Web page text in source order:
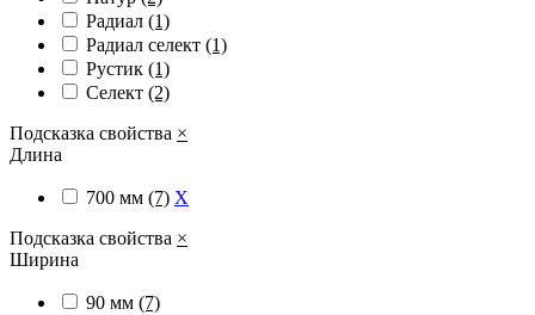
Радиал (1)
Радиал cелект (1)
Рустик (1)
Селект (2)
Подсказка свойства ×
Длина
700 мм (7) X
Подсказка свойства ×
Ширина
90 мм (7)